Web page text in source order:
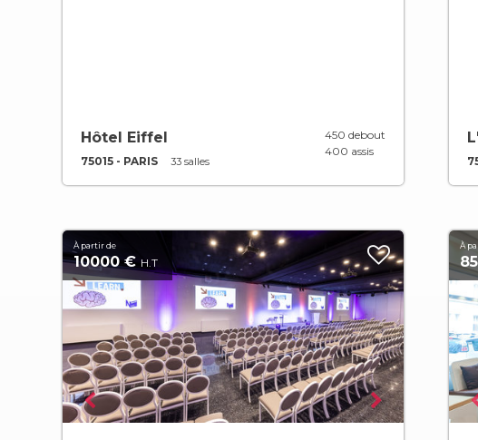
Hôtel Eiffel
75015 - PARIS 33 salles
450 debout
400 assis
À partir de
10000 € H.T
À